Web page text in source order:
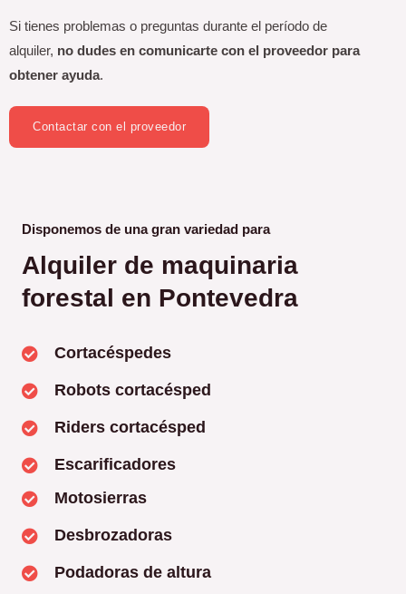
Si tienes problemas o preguntas durante el período de
alquiler, no dudes en comunicarte con el proveedor para
obtener ayuda.
Contactar con el proveedor
Disponemos de una gran variedad para
Alquiler de maquinaria
forestal en Pontevedra
Cortacéspedes
Robots cortacésped
Riders cortacésped
Escarificadores
Motosierras
Desbrozadoras
Podadoras de altura